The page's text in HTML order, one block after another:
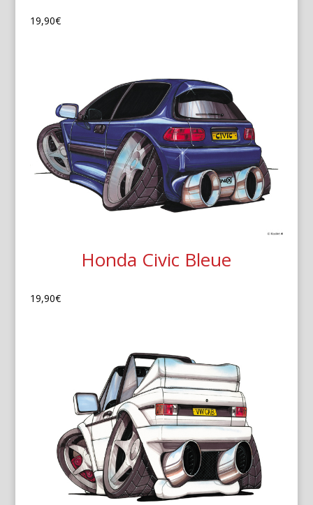
19,90€
Honda Civic Bleue
19,90€